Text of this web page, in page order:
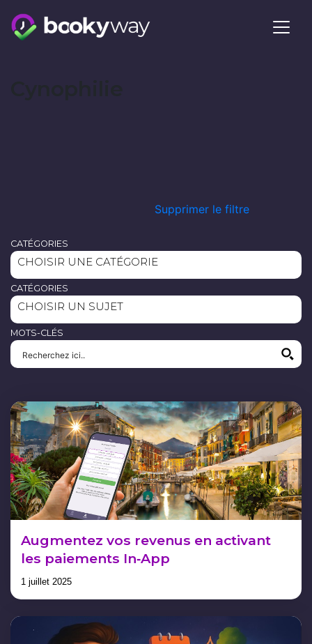
content
Supprimer le filtre
CATÉGORIES
CHOISIR UNE CATÉGORIE
CATÉGORIES
CHOISIR UN SUJET
MOTS-CLÉS
Augmentez vos revenus en activant
les paiements In‑App
1 juillet 2025